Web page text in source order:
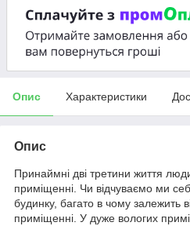
Опис Характеристики
Опис
Принаймні дві третини життя
приміщенні. Чи відчуваємо ми
будинку, багато в чому залежить
приміщенні. У дуже вологих